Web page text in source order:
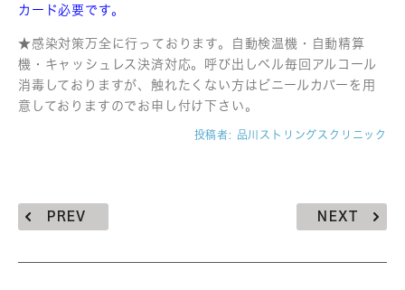
カード必要です。
★感染対策万全に行っております。自動検温機・自動精算
機・キャッシュレス決済対応。呼び出しベル毎回アルコール
消毒しておりますが、触れたくない方はビニールカバーを用
意しておりますのでお申し付け下さい。
投稿者: 品川ストリングスクリニック
PREV NEXT